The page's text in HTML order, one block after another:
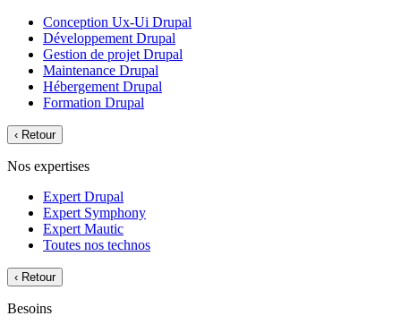
Conception Ux-Ui Drupal
Développement Drupal
Gestion de projet Drupal
Maintenance Drupal
Hébergement Drupal
Formation Drupal
‹ Retour
Nos expertises
Expert Drupal
Expert Symphony
Expert Mautic
Toutes nos technos
‹ Retour
Besoins